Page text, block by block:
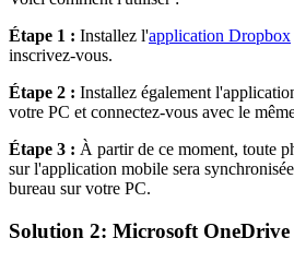
Étape 1 : Installez l'application Dropbox
inscrivez-vous.
Étape 2 : Installez également
votre PC et connectez-vous avec le
Étape 3 : À partir de ce moment, toute
sur l'application mobile sera
bureau sur votre PC.
Solution 2: Microsoft OneDrive